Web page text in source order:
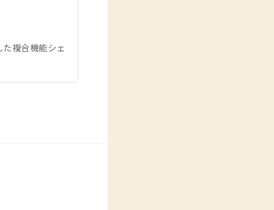
複合機能シェ